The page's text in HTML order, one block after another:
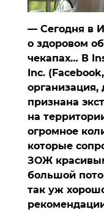
— Сегодня в
о здоровом
чекапах… В
Inc.
организация,
признана
на
огромное
которые
ЗОЖ
большой
так уж